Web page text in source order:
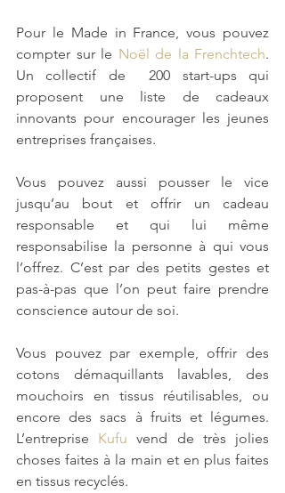
Pour le Made in France, vous pouvez
compter sur le Noël de la Frenchtech.
Un collectif de  200 start-ups qui
proposent une liste de cadeaux
innovants pour encourager les jeunes
entreprises françaises.
Vous pouvez aussi pousser le vice
jusqu’au bout et offrir un cadeau
responsable et qui lui même
responsabilise la personne à qui vous
l’offrez. C’est par des petits gestes et
pas-à-pas que l’on peut faire prendre
conscience autour de soi.
Vous pouvez par exemple, offrir des
cotons démaquillants lavables, des
mouchoirs en tissus réutilisables, ou
encore des sacs à fruits et légumes.
L’entreprise Kufu vend de très jolies
choses faites à la main et en plus faites
en tissus recyclés.